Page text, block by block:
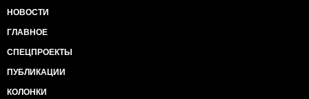
НОВОСТИ
ГЛАВНОЕ
СПЕЦПРОЕКТЫ
ПУБЛИКАЦИИ
КОЛОНКИ